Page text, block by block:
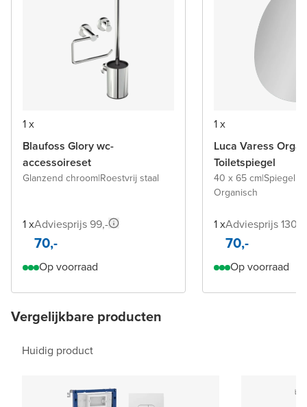
1 x
Blaufoss Glory wc-
accessoireset
Glanzend chroom|Roestvrij staal
1 xAdviesprijs 99,-
70,-
Op voorraad
1 x
Luca Varess
Toiletspiegel
40 x 65 cm|Spiegel
Organisch
1 xAdviesprijs 130,-
70,-
Op voorraad
Vergelijkbare producten
Huidig product